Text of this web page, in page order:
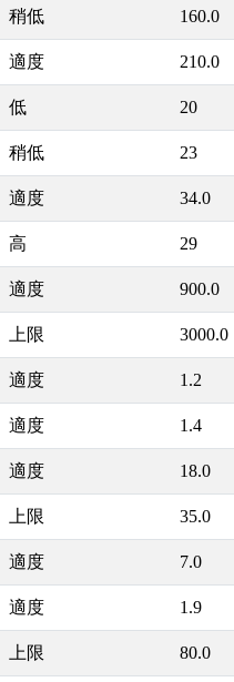
稍低 160.0
適度 210.0
低 20
稍低 23
適度 34.0
高 29
適度 900.0
上限 3000.0
適度 1.2
適度 1.4
適度 18.0
上限 35.0
適度 7.0
適度 1.9
上限 80.0